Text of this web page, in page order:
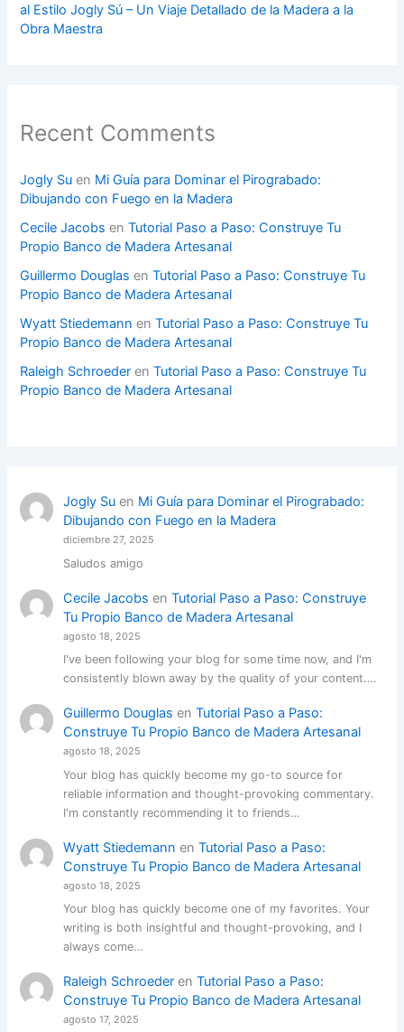
al Estilo Jogly Sú – Un Viaje Detallado de la Madera a la
Obra Maestra
Recent Comments
Jogly Su en Mi Guía para Dominar el Pirograbado:
Dibujando con Fuego en la Madera
Cecile Jacobs enTutorial Paso a Paso: Construye Tu
Propio Banco de Madera Artesanal
Guillermo Douglas enTutorial Paso a Paso: Construye Tu
Propio Banco de Madera Artesanal
Wyatt Stiedemann enTutorial Paso a Paso: Construye Tu
Propio Banco de Madera Artesanal
Raleigh Schroeder enTutorial Paso a Paso: Construye Tu
Propio Banco de Madera Artesanal
Jogly Suen Mi Guía para Dominar el Pirograbado:
Dibujando con Fuego en la Madera
diciembre 27, 2025
Saludos amigo
Cecile Jacobs en Tutorial Paso a Paso: Construye
Tu Propio Banco de Madera Artesanal
agosto 18, 2025
I've been following your blog for some time now, and I'm
consistently blown away by the quality of your content.…
Guillermo Douglas en Tutorial Paso a Paso:
Construye Tu Propio Banco de Madera Artesanal
agosto 18, 2025
Your blog has quickly become my go-to source for
reliable information and thought-provoking commentary.
I'm constantly recommending it to friends…
Wyatt Stiedemann en Tutorial Paso a Paso:
Construye Tu Propio Banco de Madera Artesanal
agosto 18, 2025
Your blog has quickly become one of my favorites. Your
writing is both insightful and thought-provoking, and I
always come…
Raleigh Schroederen Tutorial Paso a Paso:
Construye Tu Propio Banco de Madera Artesanal
agosto 17, 2025